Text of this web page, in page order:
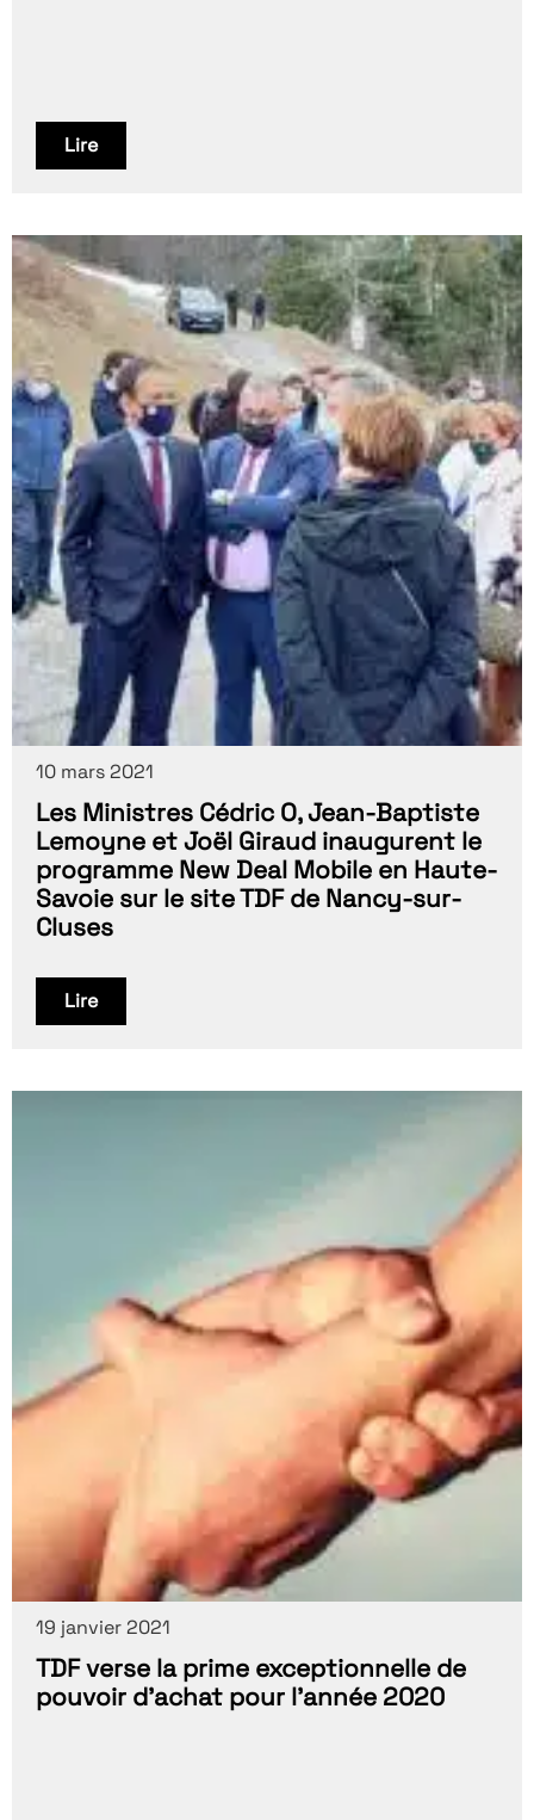
Lire
10 mars 2021
Les Ministres Cédric O, Jean-Baptiste
Lemoyne et Joël Giraud inaugurent le
programme New Deal Mobile en Haute-
Savoie sur le site TDF de Nancy-sur-
Cluses
Lire
19 janvier 2021
TDF verse la prime exceptionnelle de
pouvoir d’achat pour l’année 2020